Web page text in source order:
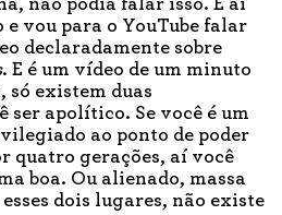
não podia falar isso. E aí
e vou para o YouTube falar
declaradamente sobre
. E é um vídeo de um minuto
só existem duas
ser apolítico. Se você é um
ao ponto de poder
quatro gerações, aí você
boa. Ou alienado, massa
dois lugares, não existe